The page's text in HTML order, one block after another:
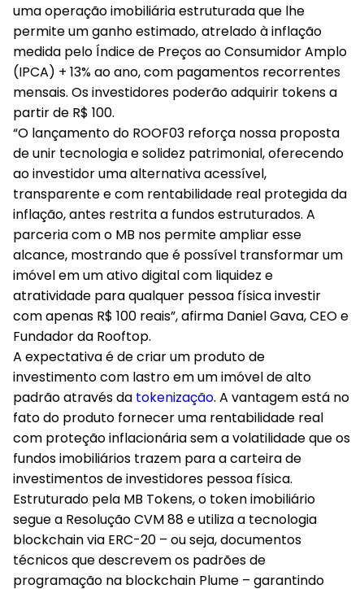
uma operação imobiliária estruturada que lhe
permite um ganho estimado, atrelado à inflação
medida pelo Índice de Preços ao Consumidor Amplo
(IPCA) + 13% ao ano, com pagamentos recorrentes
mensais. Os investidores poderão adquirir tokens a
partir de R$ 100.
“O lançamento do ROOF03 reforça nossa proposta
de unir tecnologia e solidez patrimonial, oferecendo
ao investidor uma alternativa acessível,
transparente e com rentabilidade real protegida da
inflação, antes restrita a fundos estruturados. A
parceria com o MB nos permite ampliar esse
alcance, mostrando que é possível transformar um
imóvel em um ativo digital com liquidez e
atratividade para qualquer pessoa física investir
com apenas R$ 100 reais”, afirma Daniel Gava, CEO e
Fundador da Rooftop.
A expectativa é de criar um produto de
investimento com lastro em um imóvel de alto
padrão através da tokenização. A vantagem está no
fato do produto fornecer uma rentabilidade real
com proteção inflacionária sem a volatilidade que os
fundos imobiliários trazem para a carteira de
investimentos de investidores pessoa física.
Estruturado pela MB Tokens, o token imobiliário
segue a Resolução CVM 88 e utiliza a tecnologia
blockchain via ERC-20 – ou seja, documentos
técnicos que descrevem os padrões de
programação na blockchain Plume – garantindo